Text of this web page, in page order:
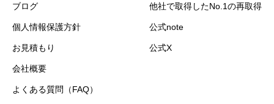
ブログ
個人情報保護方針
お見積もり
会社概要
よくある質問（FAQ）
他社で取得したNo.1の再取得
公式note
公式X